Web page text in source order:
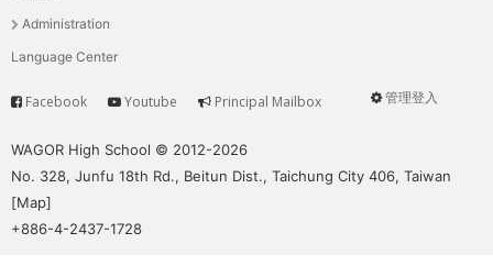
單Administration
Language Center
User
管理登入
Service
Facebook Youtube Principal Mailbox
WAGOR High School © 2012-2026
No. 328, Junfu 18th Rd., Beitun Dist., Taichung City 406, Taiwan
[Map]
+886-4-2437-1728